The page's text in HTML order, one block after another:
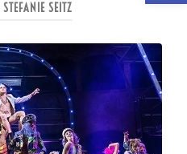
STEFANIE SEITZ